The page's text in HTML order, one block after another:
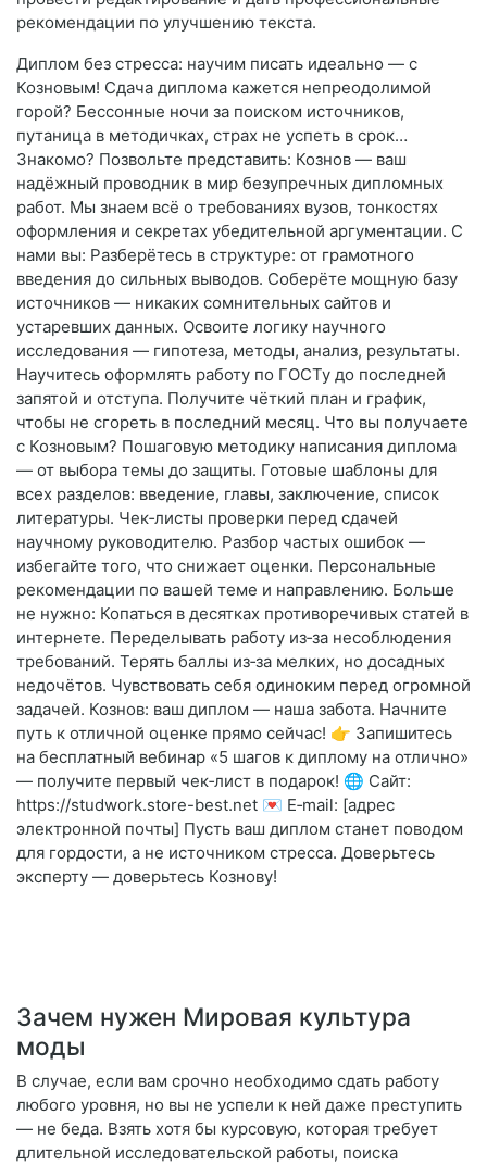
рекомендации по улучшению текста.
Диплом без стресса: научим писать идеально — с
Козновым! Сдача диплома кажется непреодолимой
горой? Бессонные ночи за поиском источников,
путаница в методичках, страх не успеть в срок…
Знакомо? Позвольте представить: Кознов — ваш
надёжный проводник в мир безупречных дипломных
работ. Мы знаем всё о требованиях вузов, тонкостях
оформления и секретах убедительной аргументации. С
нами вы: Разберётесь в структуре: от грамотного
введения до сильных выводов. Соберёте мощную базу
источников — никаких сомнительных сайтов и
устаревших данных. Освоите логику научного
исследования — гипотеза, методы, анализ, результаты.
Научитесь оформлять работу по ГОСТу до последней
запятой и отступа. Получите чёткий план и график,
чтобы не сгореть в последний месяц. Что вы получаете
с Козновым? Пошаговую методику написания диплома
— от выбора темы до защиты. Готовые шаблоны для
всех разделов: введение, главы, заключение, список
литературы. Чек‑листы проверки перед сдачей
научному руководителю. Разбор частых ошибок —
избегайте того, что снижает оценки. Персональные
рекомендации по вашей теме и направлению. Больше
не нужно: Копаться в десятках противоречивых статей в
интернете. Переделывать работу из‑за несоблюдения
требований. Терять баллы из‑за мелких, но досадных
недочётов. Чувствовать себя одиноким перед огромной
задачей. Кознов: ваш диплом — наша забота. Начните
путь к отличной оценке прямо сейчас! 👉 Запишитесь
на бесплатный вебинар «5 шагов к диплому на отлично»
— получите первый чек‑лист в подарок! 🌐 Сайт:
https://studwork.store-best.net 💌 E‑mail: [адрес
электронной почты] Пусть ваш диплом станет поводом
для гордости, а не источником стресса. Доверьтесь
эксперту — доверьтесь Кознову!
Зачем нужен Мировая культура
моды
В случае, если вам срочно необходимо сдать работу
любого уровня, но вы не успели к ней даже преступить
— не беда. Взять хотя бы курсовую, которая требует
длительной исследовательской работы, поиска